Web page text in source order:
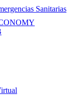
Sanitarias